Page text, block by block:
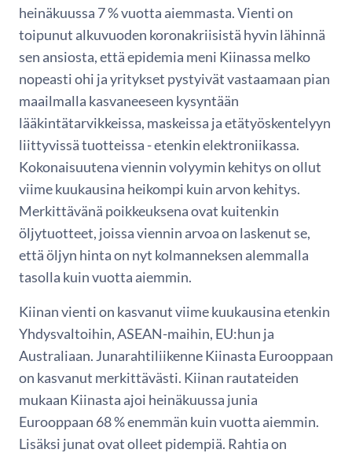
heinäkuussa 7 % vuotta aiemmasta. Vienti on
toipunut alkuvuoden koronakriisistä hyvin lähinnä
sen ansiosta, että epidemia meni Kiinassa melko
nopeasti ohi ja yritykset pystyivät vastaamaan pian
maailmalla kasvaneeseen kysyntään
lääkintätarvikkeissa, maskeissa ja etätyöskentelyyn
liittyvissä tuotteissa - etenkin elektroniikassa.
Kokonaisuutena viennin volyymin kehitys on ollut
viime kuukausina heikompi kuin arvon kehitys.
Merkittävänä poikkeuksena ovat kuitenkin
öljytuotteet, joissa viennin arvoa on laskenut se,
että öljyn hinta on nyt kolmanneksen alemmalla
tasolla kuin vuotta aiemmin.
Kiinan vienti on kasvanut viime kuukausina etenkin
Yhdysvaltoihin, ASEAN-maihin, EU:hun ja
Australiaan. Junarahtiliikenne Kiinasta Eurooppaan
on kasvanut merkittävästi. Kiinan rautateiden
mukaan Kiinasta ajoi heinäkuussa junia
Eurooppaan 68 % enemmän kuin vuotta aiemmin.
Lisäksi junat ovat olleet pidempiä. Rahtia on